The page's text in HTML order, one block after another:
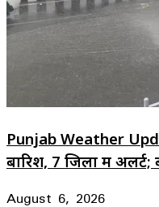
Punjab Weather
बारिश, 7 जिलों में
August 6, 2026